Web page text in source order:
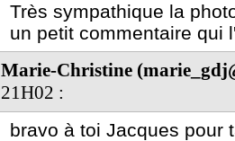
Très sympathique la
un petit commentaire qui
Marie-Christine
21H02 :
bravo à toi Jacques pour